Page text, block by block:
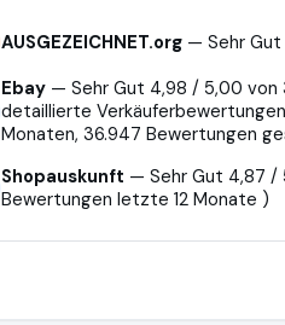
AUSGEZEICHNET.org — Sehr
Ebay — Sehr Gut 4,98 / 5,00 von
detaillierte
Monaten, 36.947 Bewertungen
Shopauskunft — Sehr Gut 4,87 /
Bewertungen letzte 12 Monate )